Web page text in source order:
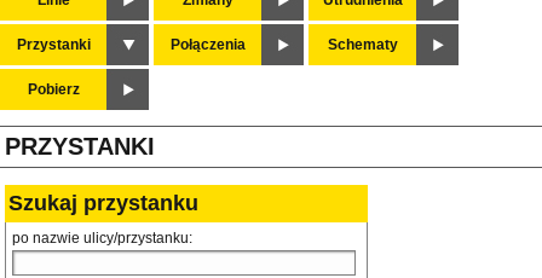
Przystanki Połączenia Schematy
Pobierz
PRZYSTANKI
Szukaj przystanku
po nazwie ulicy/przystanku: